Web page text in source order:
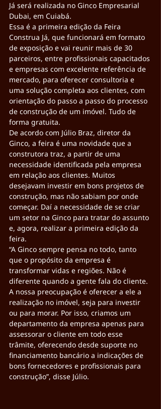
Já será realizada no Ginco Empresarial
Dubai, em Cuiabá.
Essa é a primeira edição da Feira
Construa Já, que funcionará em formato
de exposição e vai reunir mais de 30
parceiros, entre profissionais capacitados
e empresas com excelente referência de
mercado, para oferecer consultoria e
uma solução completa aos clientes, com
orientação do passo a passo do processo
de construção de um imóvel. Tudo de
forma gratuita.
De acordo com Júlio Braz, diretor da
Ginco, a feira é uma novidade que a
construtora traz, a partir de uma
necessidade identificada pela empresa
em relação aos clientes. Muitos
desejavam investir em bons projetos de
construção, mas não sabiam por onde
começar. Daí a necessidade de se criar
um setor na Ginco para tratar do assunto
e, agora, realizar a primeira edição da
feira.
“A Ginco sempre pensa no todo, tanto
que o propósito da empresa é
transformar vidas e regiões. Não é
diferente quando a gente fala do cliente.
A nossa preocupação é oferecer a ele a
realização no imóvel, seja para investir
ou para morar. Por isso, criamos um
departamento da empresa apenas para
assessorar o cliente em todo esse
trâmite, oferecendo desde suporte no
financiamento bancário a indicações de
bons fornecedores e profissionais para
construção”, disse Júlio.